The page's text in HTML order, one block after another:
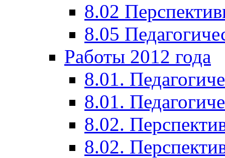
8.02
8.05
Работы 2012 года
8.01.
8.01.
8.02.
8.02.